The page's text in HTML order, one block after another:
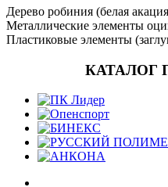
Дерево робиния (белая
Металлические элементы
Пластиковые элементы
КАТАЛОГ